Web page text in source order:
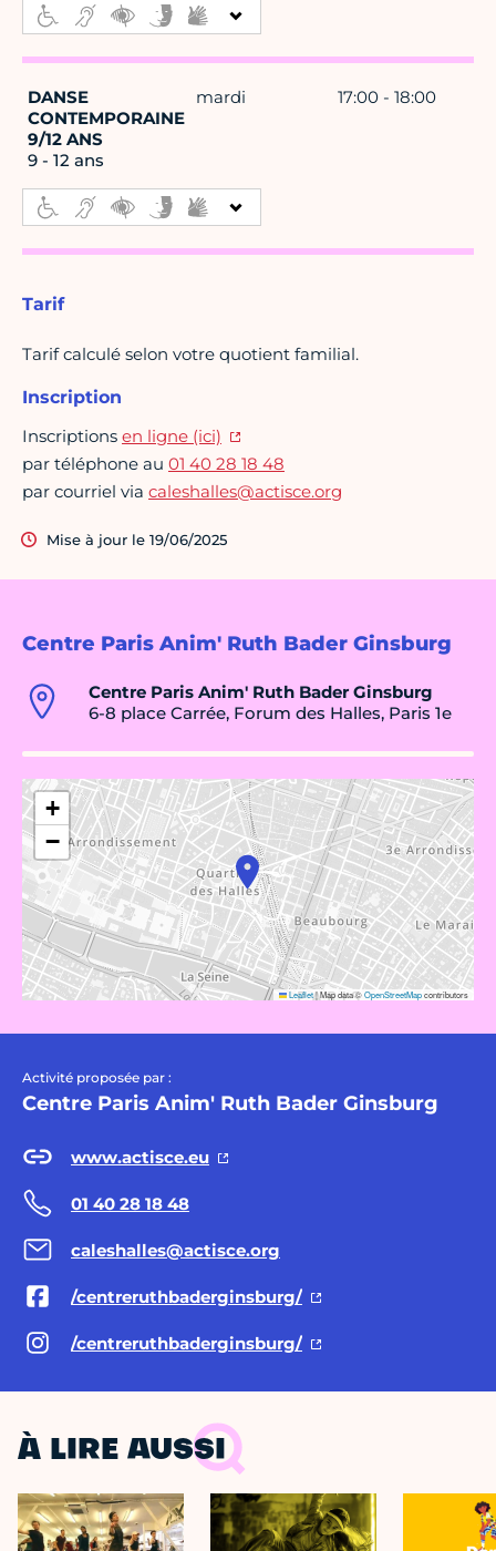
Centre Paris Anim' Ruth Bader Ginsburg
Centre Paris Anim' Ruth Bader Ginsburg
6-8 place Carrée, Forum des Halles, Paris 1e
+
−
Leaflet|Map data ©OpenStreetMapcontributors
Activité proposée par :
Centre Paris Anim' Ruth Bader Ginsburg
www.actisce.eu
01 40 28 18 48
caleshalles@actisce.org
/centreruthbaderginsburg/
/centreruthbaderginsburg/
DANSE
CONTEMPORAINE
9/12 ANS
9 - 12 ans
mardi 17:00 - 18:00
Tarif
Tarif calculé selon votre quotient familial.
Inscription
Inscriptions en ligne (ici)
par téléphone au 01 40 28 18 48
par courriel via caleshalles@actisce.org
Mise à jour le 19/06/2025
À LIRE AUSSI